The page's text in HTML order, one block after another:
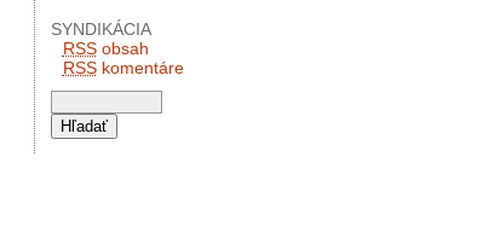
SYNDIKÁCIA
RSSobsah
RSSkomentáre